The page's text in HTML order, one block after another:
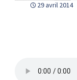
29 avril 2014